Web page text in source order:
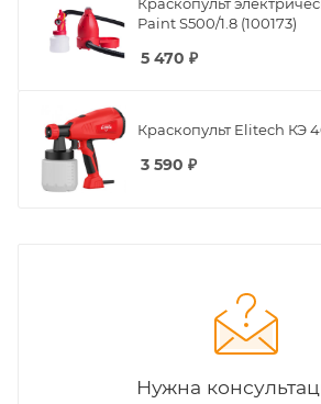
Краскопульт
Paint S500/1.8 (100173)
5 470 ₽
Краскопульт Elitech КЭ
3 590 ₽
Нужна